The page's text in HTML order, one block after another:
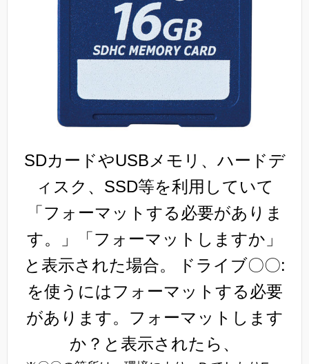
SDカードやUSBメモリ、ハードデ
ィスク、SSD等を利用していて
「フォーマットする必要がありま
す。」「フォーマットしますか」
と表示された場合。
ドライブ〇〇:
を使うにはフォーマットする必要
があります。フォーマットします
か？と表示されたら、